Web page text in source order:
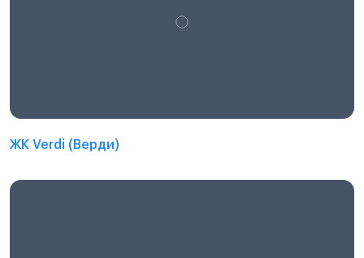
ЖК Verdi (Верди)